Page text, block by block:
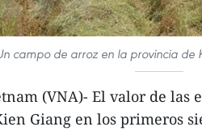
campo de arroz en la provincia de
(VNA)- El valor de las
Giang en los primeros